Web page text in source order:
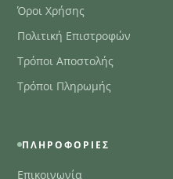
Όροι Χρήσης
Πολιτική Επιστροφών
Τρόποι Αποστολής
Τρόποι Πληρωμής
ΠΛΗΡΟΦΟΡΊΕΣ
Επικοινωνία